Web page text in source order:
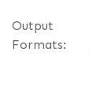
Output
Formats: